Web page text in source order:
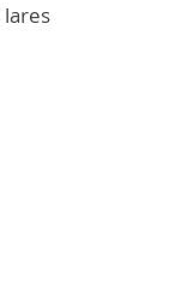
lares